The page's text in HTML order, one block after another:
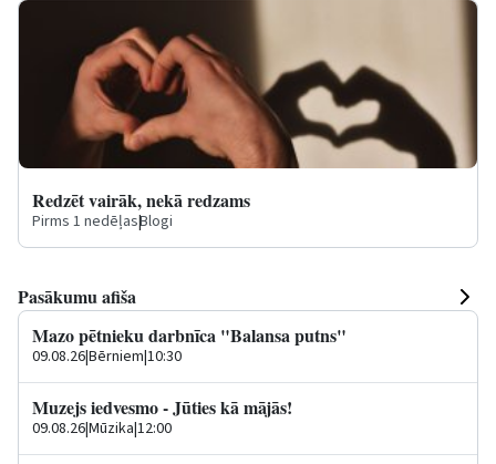
Redzēt vairāk, nekā redzams
Pirms 1 nedēļas|Blogi
Pasākumu afiša
Mazo pētnieku darbnīca "Balansa putns"
09.08.26|Bērniem|10:30
Muzejs iedvesmo - Jūties kā mājās!
09.08.26|Mūzika|12:00